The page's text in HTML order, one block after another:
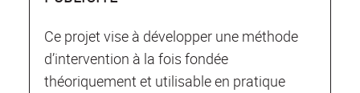
Ce projet vise à développer une méthode
d’intervention à la fois fondée
théoriquement et utilisable en pratique